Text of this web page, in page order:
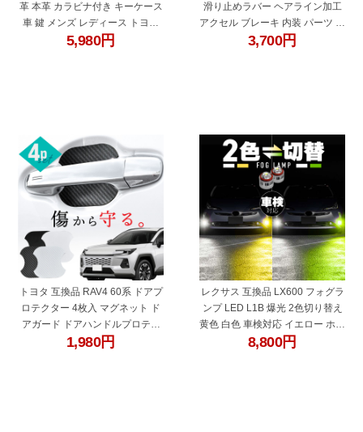
革 本革 カラビナ付き キーケース
車 鍵 メンズ レディース トヨタ
互換品 ブラック ブルー グリーン
5,980円
滑り止めラバー ヘアライン加工
アクセル ブレーキ 内装 パーツ ド
レスアップ カスタム 新型 シルバ
3,700円
トヨタ 互換品 RAV4 60系 ドアプ
ロテクター 4枚入 マグネット ド
アガード ドアハンドルプロテク
ター ドアノブガード ドア傷防止
1,980円
レクサス 互換品 LX600 フォグラ
ンプ LED L1B 爆光 2色切り替え
黄色 白色 車検対応 イエロー ホワ
イト ライムグリーン トヨタ 互換
8,800円